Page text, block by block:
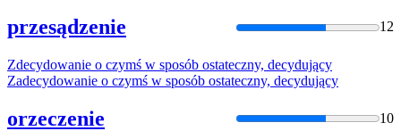
przesądzenie 12
Zdecydowanie o czymś w sposób ostateczny, decydujący
Zadecydowanie o czymś w sposób ostateczny, decydujący
orzeczenie 10